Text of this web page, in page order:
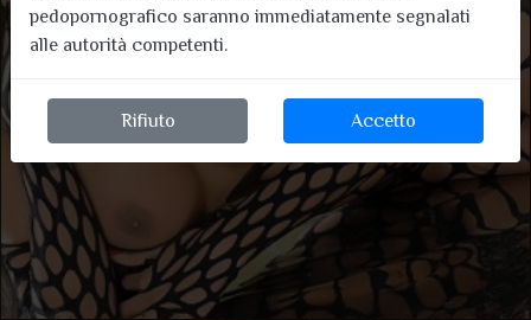
pedopornografico saranno immediatamente segnalati
alle autorità competenti.
Rifiuto Accetto